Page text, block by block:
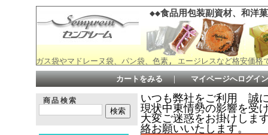
◆◆食品用包装副資材、和洋
ガス袋やマドレーヌ袋、パン袋、色素, エージレスなど格安価格
カートをみる ｜ マイページへログイン
商品検索
いつも弊社をご利用 誠
現状中東情勢の影響を受
大変ご迷惑をお掛けし
絡お願いいたします。